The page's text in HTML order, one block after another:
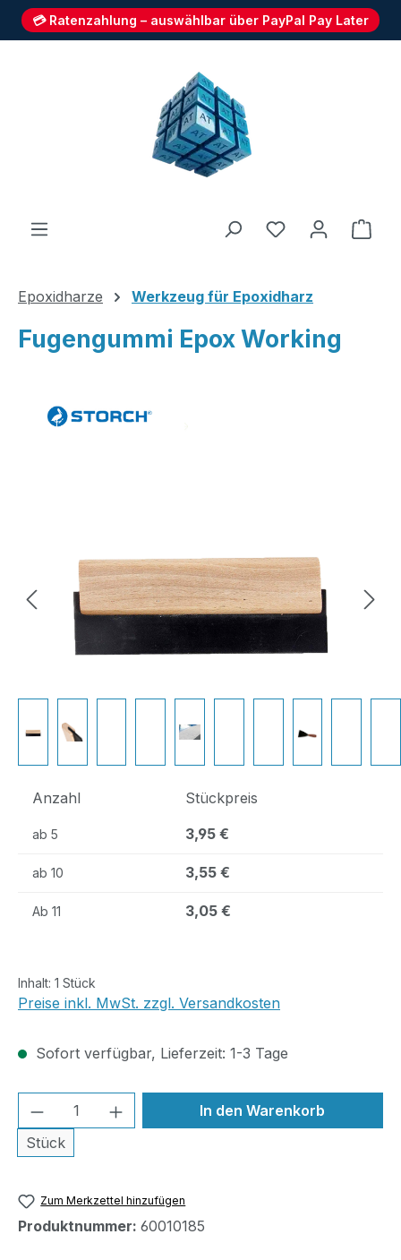
💳 Ratenzahlung – auswählbar über PayPal Pay Later
Du hast 0
Epoxidharze Werkzeug für Epoxidharz
Fugengummi Epox Working
Anzahl Stückpreis
ab 5 3,95 €
ab 10 3,55 €
Ab 11 3,05 €
Inhalt: 1 Stück
Preise inkl. MwSt. zzgl. Versandkosten
Sofort verfügbar, Lieferzeit: 1-3 Tage
Produkt Anzahl: Gib den
Stück
In den Warenkorb
Zum Merkzettel hinzufügen
Produktnummer: 60010185